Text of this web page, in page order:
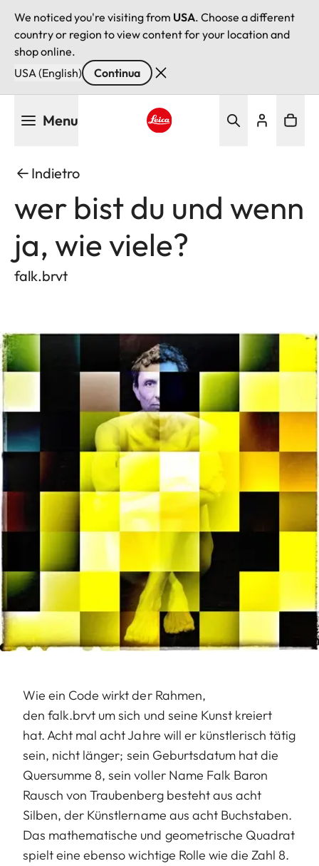
We noticed you're visiting from USA. Choose a different
country or region to view content for your location and
shop online.
USA (English)
Continua
Menu
Indietro
wer bist du und wenn
ja, wie viele?
falk.brvt
Wie ein Code wirkt der Rahmen,
den falk.brvt um sich und seine Kunst kreiert
hat. Acht mal acht Jahre will er künstlerisch tätig
sein, nicht länger; sein Geburtsdatum hat die
Quersumme 8, sein voller Name Falk Baron
Rausch von Traubenberg besteht aus acht
Silben, der Künstlername aus acht Buchstaben.
Das mathematische und geometrische Quadrat
spielt eine ebenso wichtige Rolle wie die Zahl 8.